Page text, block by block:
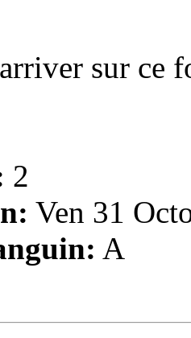
sur ce
2
Ven 31
A